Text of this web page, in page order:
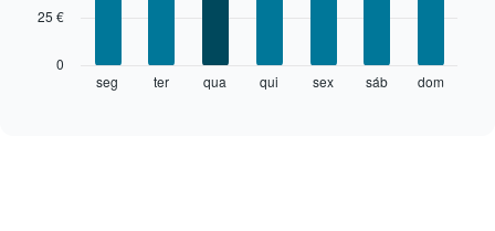
apresenta
numa
bars.
seg ter qua qui sex sáb dom
0
25 €